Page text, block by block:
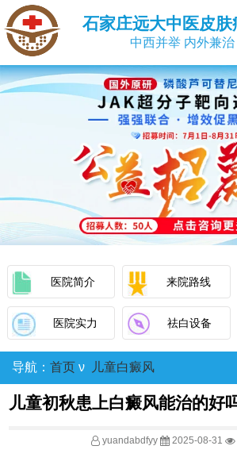
石家庄远大中医皮肤
中西并举 内外兼治
医院简介 来院路线
医院实力 祛白设备
导航： 首页 ν 儿童白癜风
儿童初秋患上白癜风能治的好
yuandabdfyy 2025-08-31